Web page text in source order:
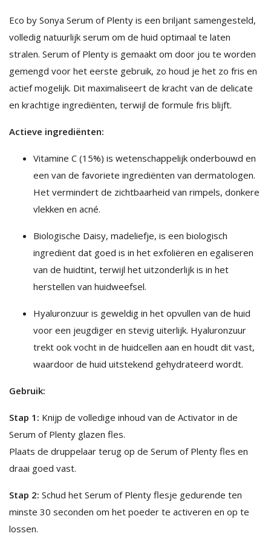
Eco by Sonya Serum of Plenty is een briljant samengesteld,
volledig natuurlijk serum om de huid optimaal te laten
stralen. Serum of Plenty is gemaakt om door jou te worden
gemengd voor het eerste gebruik, zo houd je het zo fris en
actief mogelijk. Dit maximaliseert de kracht van de delicate
en krachtige ingrediënten, terwijl de formule fris blijft.
Actieve ingrediënten:
Vitamine C (15%) is wetenschappelijk onderbouwd en
een van de favoriete ingrediënten van dermatologen.
Het vermindert de zichtbaarheid van rimpels, donkere
vlekken en acné.
Biologische Daisy, madeliefje, is een biologisch
ingrediënt dat goed is in het exfoliëren en egaliseren
van de huidtint, terwijl het uitzonderlijk is in het
herstellen van huidweefsel.
Hyaluronzuur is geweldig in het opvullen van de huid
voor een jeugdiger en stevig uiterlijk. Hyaluronzuur
trekt ook vocht in de huidcellen aan en houdt dit vast,
waardoor de huid uitstekend gehydrateerd wordt.
Gebruik:
Stap 1: Knijp de volledige inhoud van de Activator in de
Serum of Plenty glazen fles.
Plaats de druppelaar terug op de Serum of Plenty fles en
draai goed vast.
Stap 2: Schud het Serum of Plenty flesje gedurende ten
minste 30 seconden om het poeder te activeren en op te
lossen.